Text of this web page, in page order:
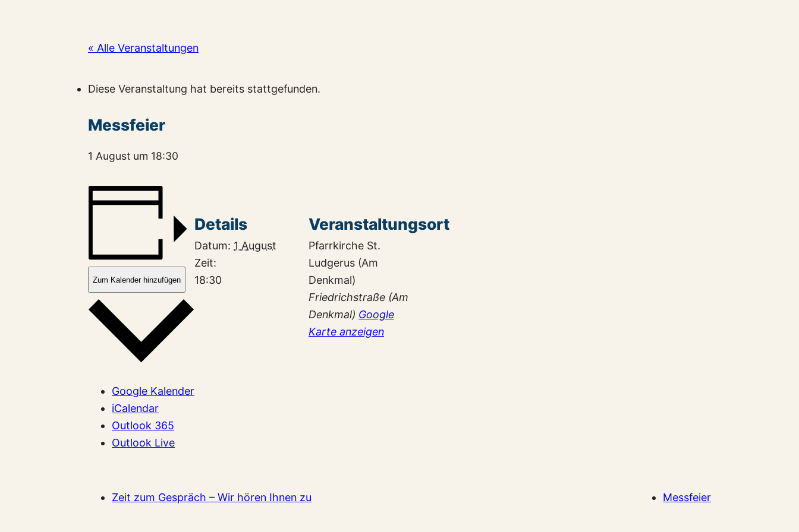
« Alle Veranstaltungen
Diese Veranstaltung hat bereits stattgefunden.
Messfeier
1 August um 18:30
Zum Kalender hinzufügen
Google Kalender
iCalendar
Outlook 365
Outlook Live
Details
Datum: 1 August
Zeit:
18:30
Veranstaltungsort
Pfarrkirche St.
Ludgerus (Am
Denkmal)
Friedrichstraße (Am
Denkmal) Google
Karte anzeigen
Zeit zum Gespräch – Wir hören Ihnen zu Messfeier